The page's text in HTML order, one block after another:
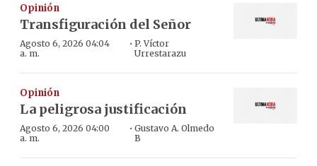
Opinión
Transfiguración del Señor
Agosto 6, 2026 04:04
a. m.
· P. Víctor
Urrestarazu
Opinión
La peligrosa justificación
Agosto 6, 2026 04:00
a. m.
· Gustavo A. Olmedo
B